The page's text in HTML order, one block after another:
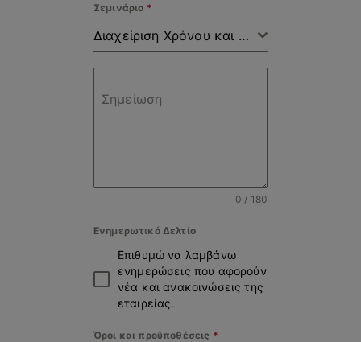
Σεμινάριο *
Διαχείριση Χρόνου και Αντιμετώπιση του Εργασιακού Στρες
Σημείωση
0 / 180
Ενημερωτικό Δελτίο
Επιθυμώ να λαμβάνω
ενημερώσεις που αφορούν
νέα και ανακοινώσεις της
εταιρείας.
Όροι και προϋποθέσεις *